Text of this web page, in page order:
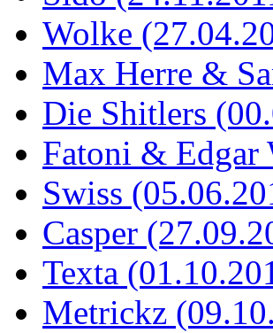
Wolke
Max Herre &
Die Shitlers
Fatoni & Edgar
Swiss
Casper
Texta
Metrickz